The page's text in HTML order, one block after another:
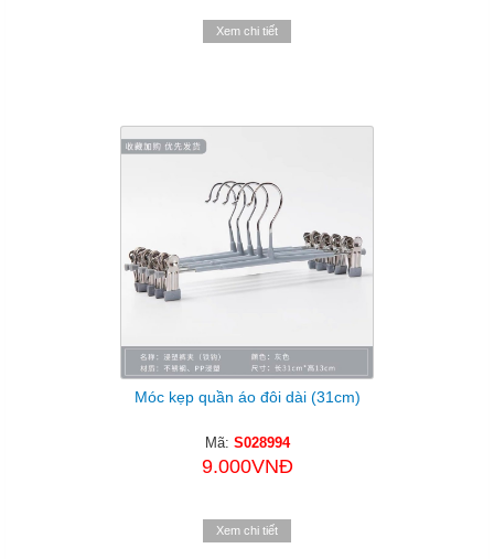
Xem chi tiết
Móc kẹp quần áo đôi dài (31cm)
Mã: S028994
9.000VNĐ
Xem chi tiết